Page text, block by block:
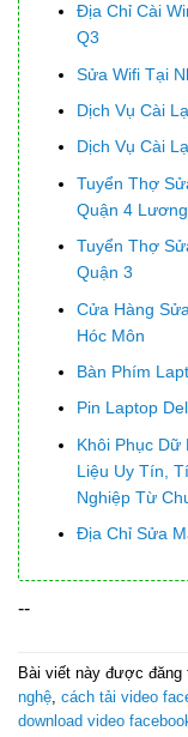
Địa Chỉ Cài
Q3
Sửa Wifi Tại
Dịch Vụ Cài
Dịch Vụ Cài
Tuyển Thợ
Quận 4
Tuyển Thợ
Quận 3
Cửa Hàng
Hóc Môn
Bàn Phím
Pin Laptop
Khôi Phục
Liệu Uy Tín,
Nghiệp Từ
Địa Chỉ Sửa
--
Bài viết này được đăng
nghệ cách tải video
download video